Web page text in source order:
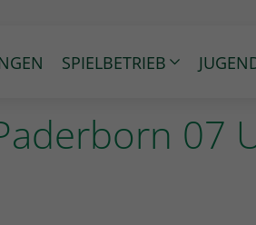
SPIELBETRIEB
07